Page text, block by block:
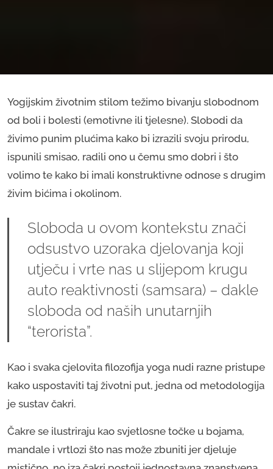
Yogijskim životnim stilom težimo bivanju slobodnom
od boli i bolesti (emotivne ili tjelesne). Slobodi da
živimo punim plućima kako bi izrazili svoju prirodu,
ispunili smisao, radili ono u čemu smo dobri i što
volimo te kako bi imali konstruktivne odnose s drugim
živim bićima i okolinom.
Sloboda u ovom kontekstu znači
odsustvo uzoraka djelovanja koji
utječu i vrte nas u slijepom krugu
auto reaktivnosti (samsara) – dakle
sloboda od naših unutarnjih
“terorista”.
Kao i svaka cjelovita filozofija yoga nudi razne pristupe
kako uspostaviti taj životni put, jedna od metodologija
je sustav čakri.
Čakre se ilustriraju kao svjetlosne točke u bojama,
mandale i vrtlozi što nas može zbuniti jer djeluje